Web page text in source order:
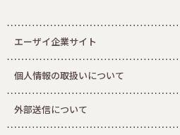
エーザイ企業サイト
個人情報の取扱いについて
外部送信について